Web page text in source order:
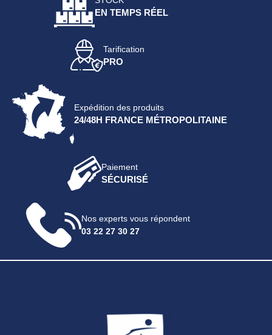
EN TEMPS RÉEL
Tarification
PRO
Expédition des produits
24/48H FRANCE MÉTROPOLITAINE
Paiement
SÉCURISÉ
Nos experts vous répondent
03 22 27 30 27